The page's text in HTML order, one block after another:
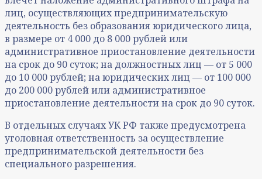
лиц, осуществляющих предпринимательскую
деятельность без образования юридического лица,
в размере от 4 000 до 8 000 рублей или
административное приостановление деятельности
на срок до 90 суток; на должностных лиц — от 5 000
до 10 000 рублей; на юридических лиц — от 100 000
до 200 000 рублей или административное
приостановление деятельности на срок до 90 суток.
В отдельных случаях УК РФ также предусмотрена
уголовная ответственность за осуществление
предпринимательской деятельности без
специального разрешения.